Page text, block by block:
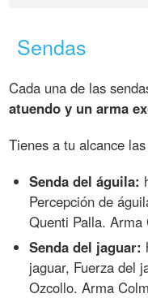
Sendas
Cada una de las
atuendo y un arma
Tienes a tu alcance
Senda del águila:
Percepción de
Quenti Palla. Arma
Senda del jaguar:
jaguar, Fuerza del
Ozcollo. Arma